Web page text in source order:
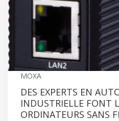
MOXA
DES EXPERTS EN
INDUSTRIELLE FONT
ORDINATEURS SANS